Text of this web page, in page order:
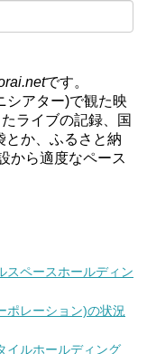
です。
シアター)で観た映
ライブの記録、国
とか、ふるさと納
から適度なペース
スペースホールディン
ポレーション)の状況
イルホールディング